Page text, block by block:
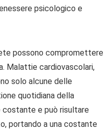
psicologico e
possono compromettere
Malattie cardiovascolari,
solo alcune delle
quotidiana della
costante e può risultare
portando a una costante